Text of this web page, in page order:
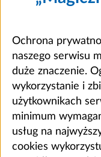
Ochrona
naszego serwisu
duże znaczenie.
wykorzystanie i
użytkownikach
minimum
usług na
cookies